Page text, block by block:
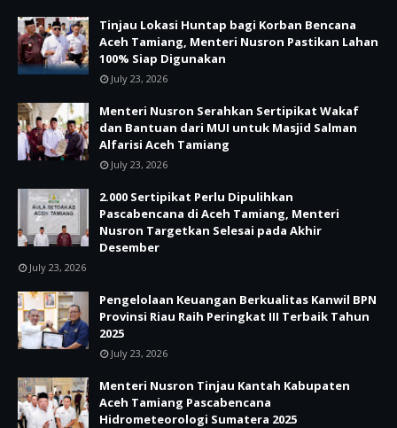
Tinjau Lokasi Huntap bagi Korban Bencana
Aceh Tamiang, Menteri Nusron Pastikan Lahan
100% Siap Digunakan
July 23, 2026
Menteri Nusron Serahkan Sertipikat Wakaf
dan Bantuan dari MUI untuk Masjid Salman
Alfarisi Aceh Tamiang
July 23, 2026
2.000 Sertipikat Perlu Dipulihkan
Pascabencana di Aceh Tamiang, Menteri
Nusron Targetkan Selesai pada Akhir
Desember
July 23, 2026
Pengelolaan Keuangan Berkualitas Kanwil BPN
Provinsi Riau Raih Peringkat III Terbaik Tahun
2025
July 23, 2026
Menteri Nusron Tinjau Kantah Kabupaten
Aceh Tamiang Pascabencana
Hidrometeorologi Sumatera 2025